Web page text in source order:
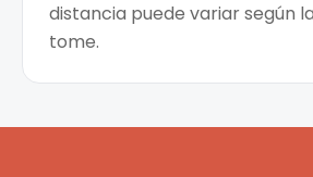
distancia puede variar según
tome.